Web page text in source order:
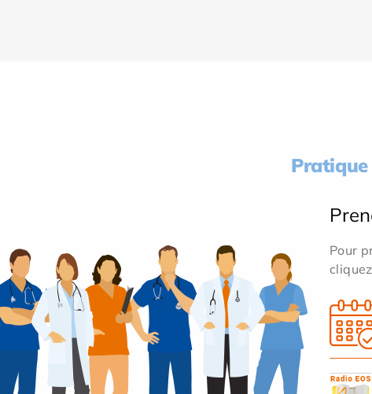
Pratique
Pour